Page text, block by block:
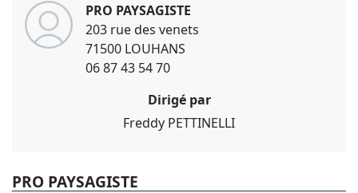
PRO PAYSAGISTE
203 rue des venets
71500 LOUHANS
06 87 43 54 70
Dirigé par
Freddy PETTINELLI
PRO PAYSAGISTE